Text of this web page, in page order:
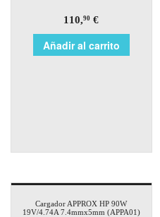
110,90 €
Añadir al carrito
Cargador APPROX HP 90W
19V/4.74A 7.4mmx5mm (APPA01)